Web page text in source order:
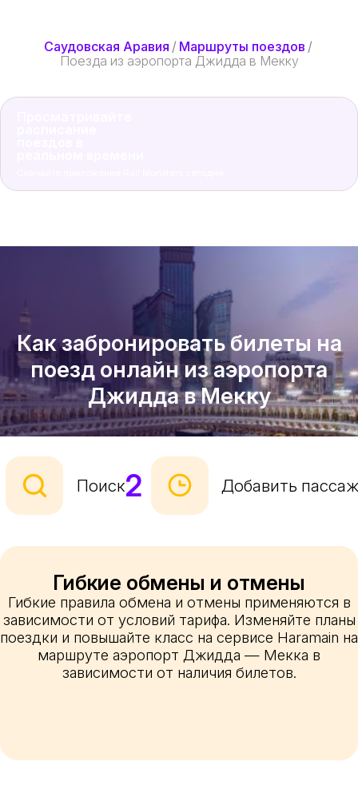
Саудовская Аравия/ Маршруты поездов/
Поезда из аэропорта Джидда в Мекку
Как забронировать билеты на
поезд онлайн из аэропорта
Джидда в Мекку
Поиск2 Добавить
Гибкие обмены и отмены
Гибкие правила обмена и отмены применяются в
зависимости от условий тарифа. Изменяйте планы
поездки и повышайте класс на сервисе Haramain на
маршруте аэропорт Джидда — Мекка в
зависимости от наличия билетов.